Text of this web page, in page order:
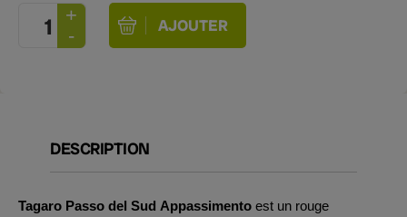
DESCRIPTION
Tagaro Passo del Sud Appassimento est un rouge